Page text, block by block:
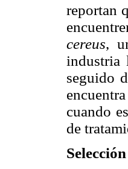
reportan
cereus,
industria
seguido
cuando
de